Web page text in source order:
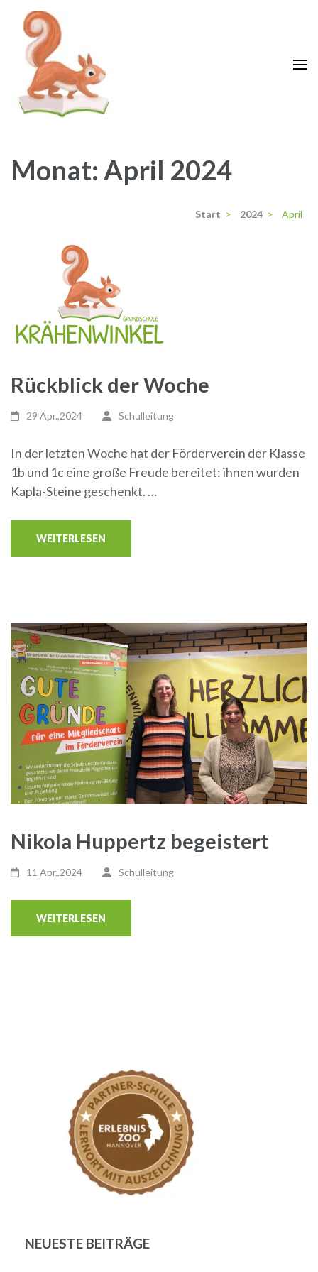
Inhalt
springen
(Enter
drücken)
Monat: April 2024
Start > 2024 > April
Rückblick der Woche
29 Apr.,2024 Schulleitung
In der letzten Woche hat der Förderverein der Klasse
1b und 1c eine große Freude bereitet: ihnen wurden
Kapla-Steine geschenkt. …
WEITERLESEN
Nikola Huppertz begeistert
11 Apr.,2024 Schulleitung
WEITERLESEN
NEUESTE BEITRÄGE